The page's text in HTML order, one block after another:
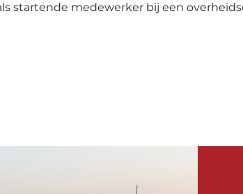
startende medewerker bij een